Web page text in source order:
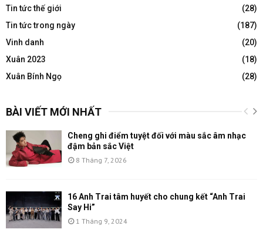
Tin tức thế giới
(28)
Tin tức trong ngày
(187)
Vinh danh
(20)
Xuân 2023
(18)
Xuân Bính Ngọ
(28)
BÀI VIẾT MỚI NHẤT
Cheng ghi điểm tuyệt đối với màu sắc âm nhạc
đậm bản sắc Việt
8 Tháng 7, 2026
16 Anh Trai tâm huyết cho chung kết “Anh Trai
Say Hi”
1 Tháng 9, 2024